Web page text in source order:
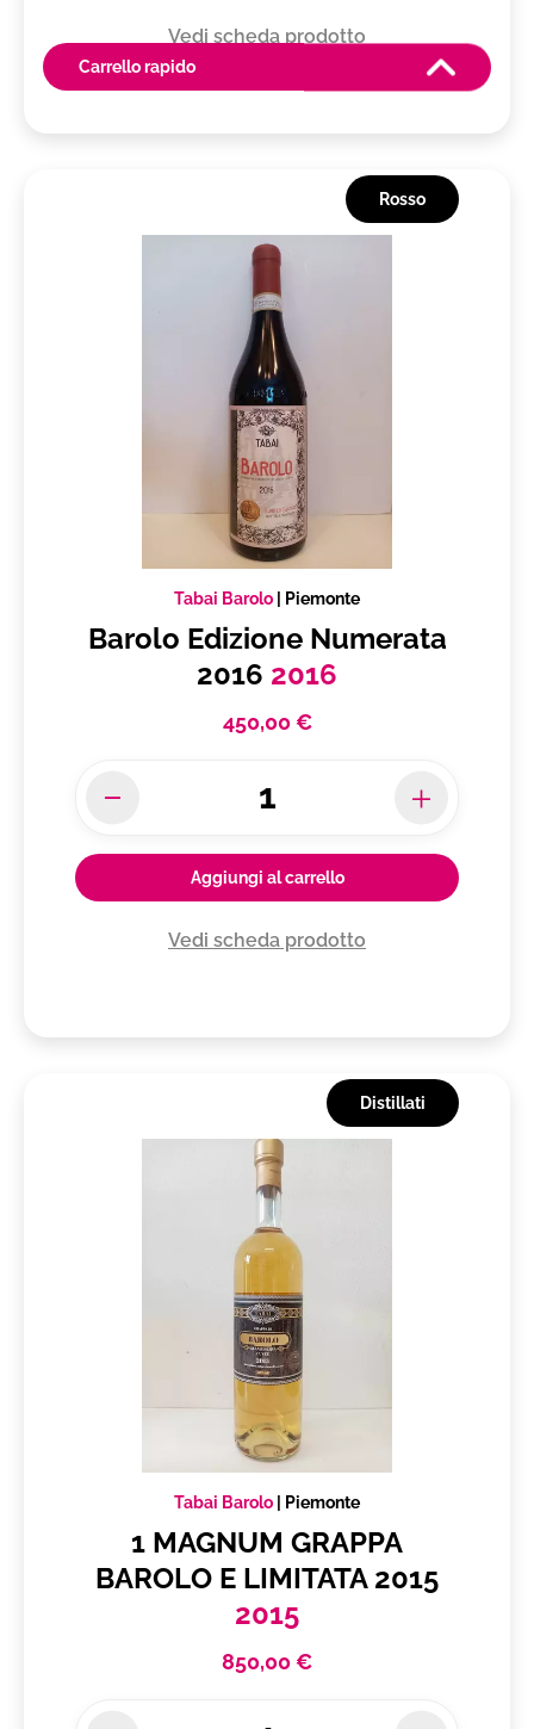
Vedi scheda prodotto
Rosso
Tabai Barolo Piemonte
Barolo Edizione Numerata
2016 2016
450,00 €
Aggiungi al carrello
Vedi scheda prodotto
Distillati
Tabai Barolo Piemonte
1 MAGNUM GRAPPA
BAROLO E LIMITATA 2015
2015
850,00 €
Carrello rapido
Vuoi ricevere i tuoi prodotti in
Italia
Subtotale 0,00 €
Totale0.00€